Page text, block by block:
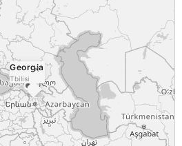
Georgia
Tbilisi
×